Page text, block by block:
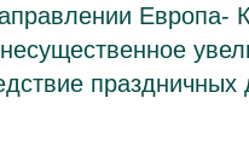
Европа-
праздничных